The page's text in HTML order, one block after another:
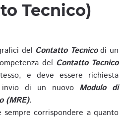
Tecnico)
del Contatto Tecnicodi un
del Contatto Tecnico
e deve essere richiesta
invio di un nuovo Modulo di
(MRE).
corrispondere a quanto